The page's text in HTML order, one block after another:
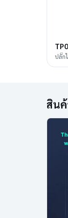
ปลั๊ก
สินค้